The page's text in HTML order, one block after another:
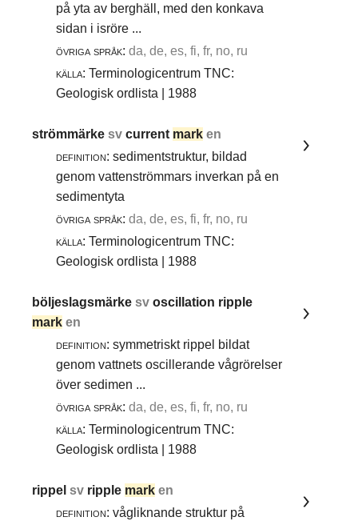
på yta av berghäll, med den konkava
sidan i isröre ...
övriga språk: da, de, es, fi, fr, no, ru
källa: Terminologicentrum TNC:
Geologisk ordlista | 1988
strömmärkesvcurrent mark en
definition: sedimentstruktur, bildad
genom vattenströmmars inverkan på en
sedimentyta
övriga språk: da, de, es, fi, fr, no, ru
källa: Terminologicentrum TNC:
Geologisk ordlista | 1988
böljeslagsmärkesvoscillation ripple
mark en
definition: symmetriskt rippel bildat
genom vattnets oscillerande vågrörelser
över sedimen ...
övriga språk: da, de, es, fi, fr, no, ru
källa: Terminologicentrum TNC:
Geologisk ordlista | 1988
rippelsv ripple mark en
definition: vågliknande struktur på